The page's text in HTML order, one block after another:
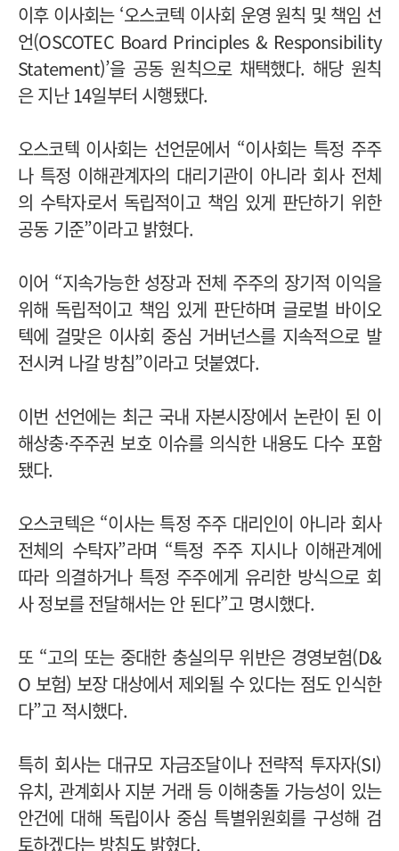
이후 이사회는 ‘오스코텍 이사회 운영 원칙 및 책임 선
언(OSCOTEC Board Principles & Responsibility
Statement)’을 공동 원칙으로 채택했다. 해당 원칙
은 지난 14일부터 시행됐다.
오스코텍 이사회는 선언문에서 “이사회는 특정 주주
나 특정 이해관계자의 대리기관이 아니라 회사 전체
의 수탁자로서 독립적이고 책임 있게 판단하기 위한
공동 기준”이라고 밝혔다.
이어 “지속가능한 성장과 전체 주주의 장기적 이익을
위해 독립적이고 책임 있게 판단하며 글로벌 바이오
텍에 걸맞은 이사회 중심 거버넌스를 지속적으로 발
전시켜 나갈 방침”이라고 덧붙였다.
이번 선언에는 최근 국내 자본시장에서 논란이 된 이
해상충·주주권 보호 이슈를 의식한 내용도 다수 포함
됐다.
오스코텍은 “이사는 특정 주주 대리인이 아니라 회사
전체의 수탁자”라며 “특정 주주 지시나 이해관계에
따라 의결하거나 특정 주주에게 유리한 방식으로 회
사 정보를 전달해서는 안 된다”고 명시했다.
또 “고의 또는 중대한 충실의무 위반은 경영보험(D&
O 보험) 보장 대상에서 제외될 수 있다는 점도 인식한
다”고 적시했다.
특히 회사는 대규모 자금조달이나 전략적 투자자(SI)
유치, 관계회사 지분 거래 등 이해충돌 가능성이 있는
안건에 대해 독립이사 중심 특별위원회를 구성해 검
토하겠다는 방침도 밝혔다.